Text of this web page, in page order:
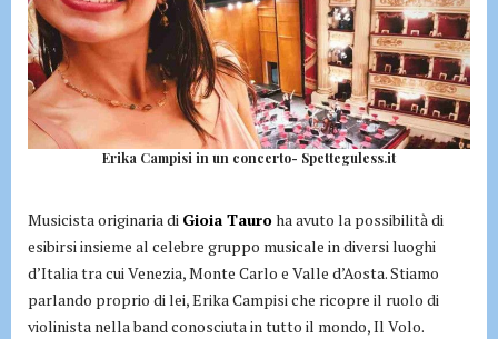
Erika Campisi in un concerto- Spetteguless.it
Musicista originaria di Gioia Tauroha avuto la possibilità di
esibirsi insieme al celebre gruppo musicale in diversi luoghi
d’Italia tra cui Venezia, Monte Carlo e Valle d’Aosta. Stiamo
parlando proprio di lei, Erika Campisi che ricopre il ruolo di
violinista nella band conosciuta in tutto il mondo, Il Volo.